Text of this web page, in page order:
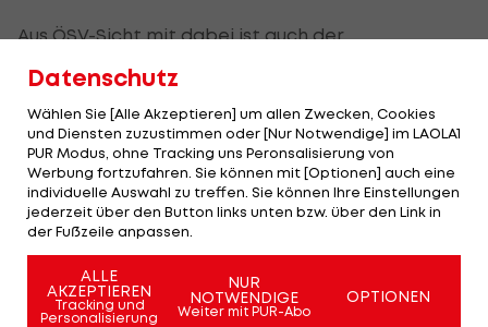
Aus ÖSV-Sicht mit dabei ist auch der
frischgebackene, nun dreifache Junioren-
Weltmeister Stephan Embacher.
Das Einzel-Springen in Lahti im LIVE-
Ticker:
Die Österreicher mit den meisten
Skisprung-Weltcupsiegen
Datenschutz
Wählen Sie [Alle Akzeptieren] um allen Zwecken, Cookies
und Diensten zuzustimmen oder [Nur Notwendige] im LAOLA1
PUR Modus, ohne Tracking uns Peronsalisierung von
Werbung fortzufahren. Sie können mit [Optionen] auch eine
individuelle Auswahl zu treffen. Sie können Ihre Einstellungen
jederzeit über den Button links unten bzw. über den Link in
der Fußzeile anpassen.
ALLE
AKZEPTIEREN
Tracking und
Personalisierung
NUR
NOTWENDIGE
Weiter mit PUR-Abo
OPTIONEN